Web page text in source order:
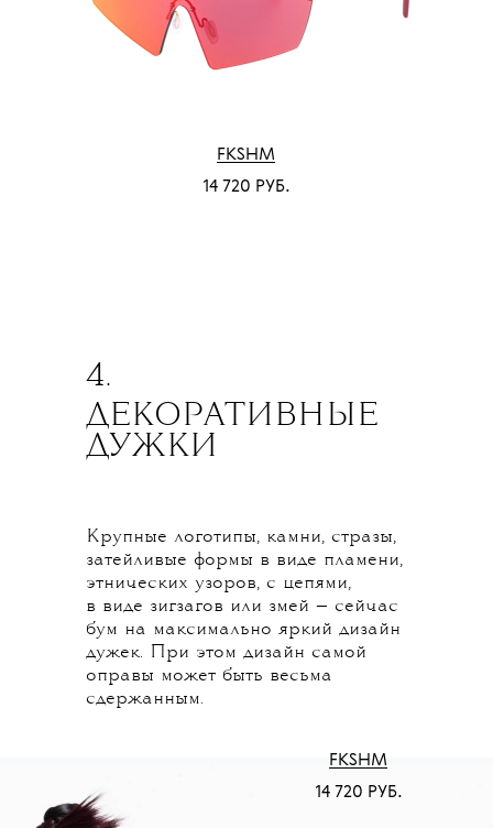
FKSHM
14 720 РУБ.
4.
ДЕКОРАТИВНЫЕ
ДУЖКИ
Крупные логотипы, камни, стразы,
затейливые формы в виде пламени,
этнических узоров, с цепями,
в виде зигзагов или змей — сейчас
бум на максимально яркий дизайн
дужек. При этом дизайн самой
оправы может быть весьма
сдержанным.
FKSHM
14 720 РУБ.